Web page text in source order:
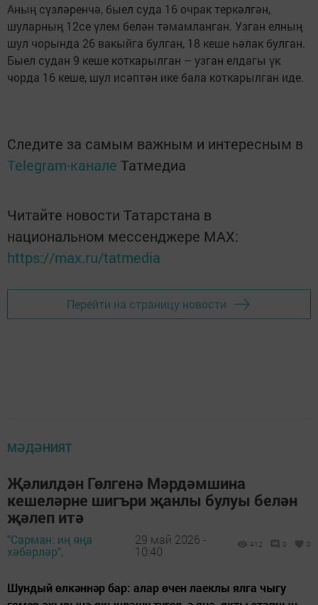
Аның сүзләренчә, быел суда 16 очрак теркәлгән,
шуларның 12се үлем белән тәмамланган. Узган елның
шул чорында 26 вакыйга булган, 18 кеше һәлак булган.
Быел судан 9 кеше коткарылган – узган елдагы үк
чорда 16 кеше, шул исәптән ике бала коткарылган иде.
Следите за самым важным и интересным в
Telegram-канале Татмедиа
Читайте новости Татарстана в
национальном мессенджере MАХ:
https://max.ru/tatmedia
Перейти на страницу новости
МӘДӘНИЯТ
Җәлилдән Гөлгенә Мәрдәмшина
кешеләрне шигъри җанлы булуы белән
җәлеп итә
"Сарман: иң яңа
хәбәрләр",
29 май 2026 -
10:40
412 0 0
Шундый өлкәннәр бар: алар өчен лаеклы ялга чыгу